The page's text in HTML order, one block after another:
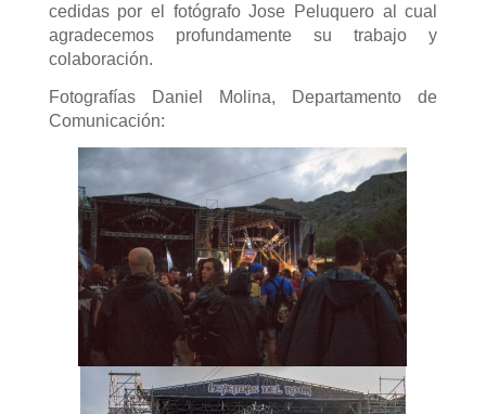
cedidas por el fotógrafo Jose Peluquero al cual
agradecemos profundamente su trabajo y
colaboración.
Fotografías Daniel Molina, Departamento de
Comunicación: